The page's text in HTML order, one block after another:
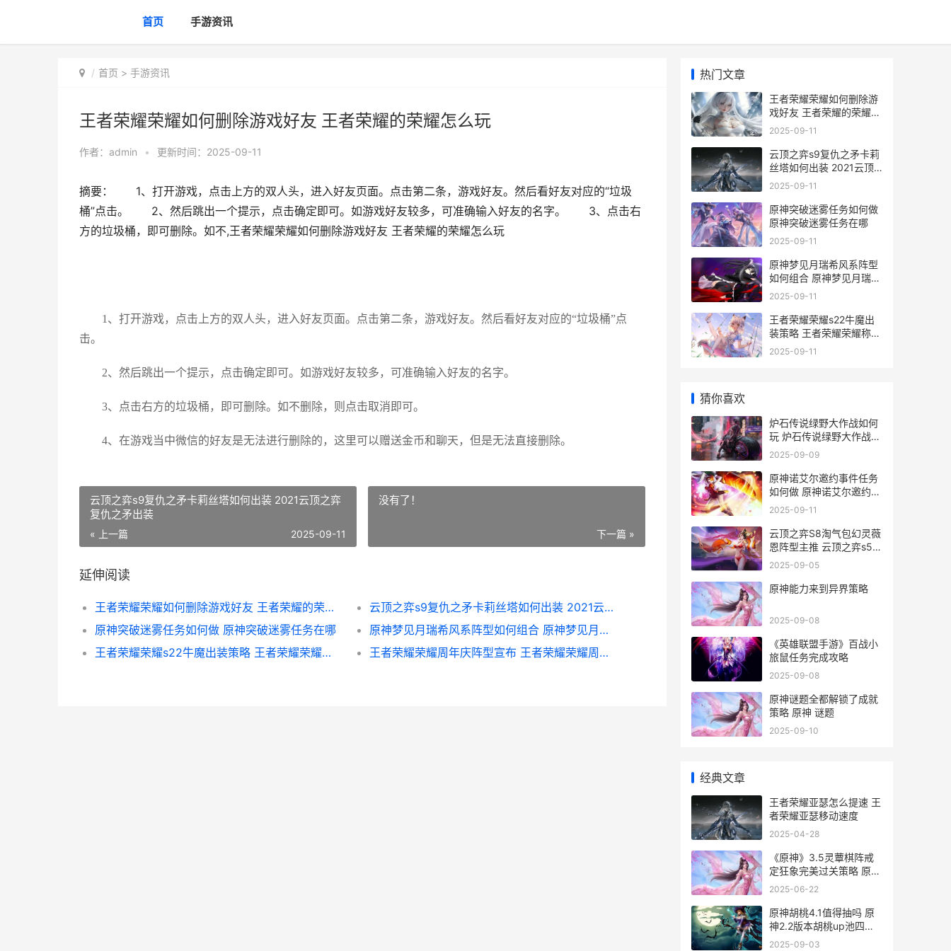
首页 手游资讯
首页 > 手游资讯
王者荣耀荣耀如何删除游戏好友 王者荣耀的荣耀怎么玩
作者： admin • 更新时间：2025-09-11
摘要： 1、打开游戏，点击上方的双人头，进入好友页面。点击第二条，游戏好友。然后看好友对应的“垃圾
桶”点击。 2、然后跳出一个提示，点击确定即可。如游戏好友较多，可准确输入好友的名字。 3、点击右
方的垃圾桶，即可删除。如不,王者荣耀荣耀如何删除游戏好友 王者荣耀的荣耀怎么玩
1、打开游戏，点击上方的双人头，进入好友页面。点击第二条，游戏好友。然后看好友对应的“垃圾桶”点
击。
2、然后跳出一个提示，点击确定即可。如游戏好友较多，可准确输入好友的名字。
3、点击右方的垃圾桶，即可删除。如不删除，则点击取消即可。
4、在游戏当中微信的好友是无法进行删除的，这里可以赠送金币和聊天，但是无法直接删除。
云顶之弈s9复仇之矛卡莉丝塔如何出装 2021云顶之弈
复仇之矛出装
« 上一篇 2025-09-11
没有了！
下一篇 »
延伸阅读
王者荣耀荣耀如何删除游戏好友 王者荣耀的荣耀怎么玩
云顶之弈s9复仇之矛卡莉丝塔如何出装 2021云顶之弈复仇之矛出装
原神突破迷雾任务如何做 原神突破迷雾任务在哪
原神梦见月瑞希风系阵型如何组合 原神梦见月瑞希泳装
王者荣耀荣耀s22牛魔出装策略 王者荣耀荣耀称号获取条件
王者荣耀荣耀周年庆阵型宣布 王者荣耀荣耀周年庆什么时候
热门文章
王者荣耀荣耀如何删除游
戏好友 王者荣耀的荣耀怎
么玩
2025-09-11
云顶之弈s9复仇之矛卡莉
丝塔如何出装 2021云顶
之弈复仇之矛出装
2025-09-11
原神突破迷雾任务如何做
原神突破迷雾任务在哪
2025-09-11
原神梦见月瑞希风系阵型
如何组合 原神梦见月瑞希
泳装
2025-09-11
王者荣耀荣耀s22牛魔出
装策略 王者荣耀荣耀称号
获取条件
2025-09-11
猜你喜欢
炉石传说绿野大作战如何
玩 炉石传说绿野大作战卡
组
2025-09-09
原神诺艾尔邀约事件任务
如何做 原神诺艾尔邀约事
件第二章
2025-09-11
云顶之弈S8淘气包幻灵薇
恩阵型主推 云顶之弈s5骚
套路
2025-09-05
原神能力来到异界策略
2025-09-08
《英雄联盟手游》百战小
旅鼠任务完成攻略
2025-09-08
原神谜题全都解锁了成就
策略 原神 谜题
2025-09-10
经典文章
王者荣耀亚瑟怎么提速 王
者荣耀亚瑟移动速度
2025-04-28
《原神》3.5灵蕈棋阵戒
定狂象完美过关策略 原神
灵龛位置最新
2025-06-22
原神胡桃4.1值得抽吗 原
神2.2版本胡桃up池四星
角色
2025-09-03